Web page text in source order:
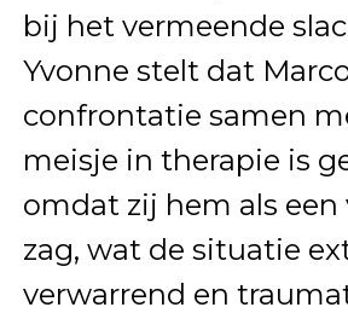
bij het vermeende
Yvonne stelt dat
confrontatie samen
meisje in therapie is
omdat zij hem als
zag, wat de situatie
verwarrend en